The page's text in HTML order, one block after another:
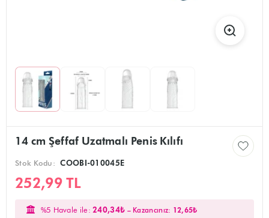
14 cm Şeffaf Uzatmalı Penis Kılıfı
Stok Kodu: COOBI-010045E
252,99 TL
%5 Havale ile:240,34₺ – Kazancınız: 12,65₺